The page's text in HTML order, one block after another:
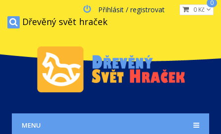
0 Kč
0
Přihlásit / registrovat
Dřevěný svět hraček
MENU